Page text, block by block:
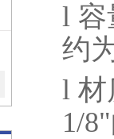
l 容
约
l 材
1/8"